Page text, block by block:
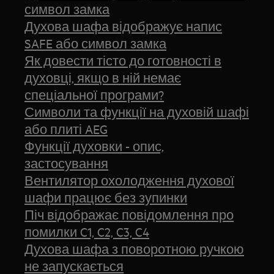
символ замка
Духова шафа відображує напис
SAFE або символ замка
Як довести тісто до готовності в
духовці, якщо в ній немає
спеціальної програми?
Символи та функції на духовій шафі
або плиті AEG
Функції духовки - опис,
застосування
Вентилятор охолодження духової
шафи працює без зупинки
Піч відображає повідомлення про
помилки C1, C2, C3, C4
Духова шафа з поворотною ручкою
не запускається